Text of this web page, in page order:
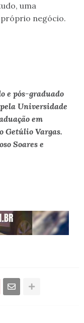
uma
negócio.
e pós-graduado
Universidade
em
Getúlio Vargas.
Soares e